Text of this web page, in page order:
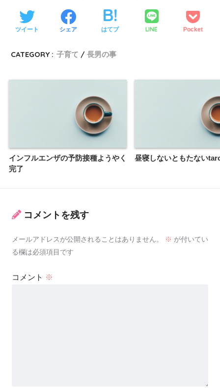
ツイート シェア はてブ LINE Pocket
CATEGORY : 子育て 長男の事
インフルエンザの予防接種ようやく
完了
昼寝しないともたない
コメントを残す
メールアドレスが公開されることはありません。 ※ が付いてい
る欄は必須項目です
コメント ※